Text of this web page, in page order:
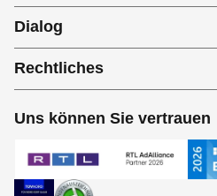
Dialog
Rechtliches
Uns können Sie vertrauen